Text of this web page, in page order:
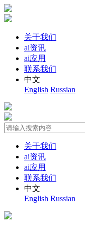
关于我们
ai资讯
ai应用
联系我们
中文
English Russian
关于我们
ai资讯
ai应用
联系我们
中文
English Russian